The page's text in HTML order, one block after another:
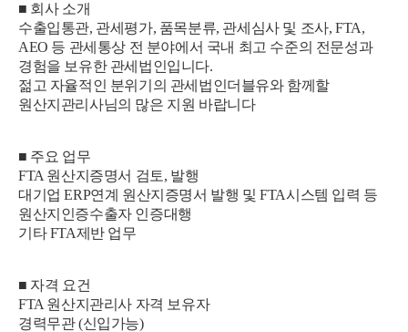
■ 회사 소개
수출입통관, 관세평가, 품목분류, 관세심사 및 조사, FTA,
AEO 등 관세통상 전 분야에서 국내 최고 수준의 전문성과
경험을 보유한 관세법인입니다.
젊고 자율적인 분위기의 관세법인더블유와 함께할
원산지관리사님의 많은 지원 바랍니다
■ 주요 업무
FTA 원산지증명서 검토, 발행
대기업 ERP연계 원산지증명서 발행 및 FTA시스템 입력 등
원산지인증수출자 인증대행
기타 FTA제반 업무
■ 자격 요건
FTA 원산지관리사 자격 보유자
경력무관 (신입가능)